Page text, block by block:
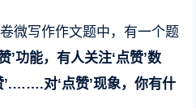
微写作作文题中，有一个题
’功能，有人关注‘点赞’数
’.…….对‘点赞’现象，你有什